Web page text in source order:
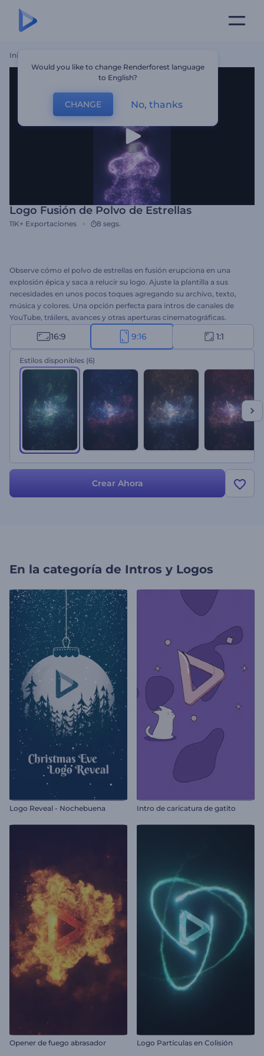
Inicio
Logo Fusión de Polvo de Estrellas
11K+ Exportaciones 8 segs.
Observe cómo el polvo de estrellas en fusión erupciona en una
explosión épica y saca a relucir su logo. Ajuste la plantilla a sus
necesidades en unos pocos toques agregando su archivo, texto,
música y colores. Una opción perfecta para intros de canales de
YouTube, tráilers, avances y otras aperturas cinematográficas.
¡Obtenga su logo cósmico ahora!
16:9 9:16 1:1
Estilos disponibles (6)
Crear Ahora
En la categoría de Intros y Logos
Logo Reveal - Nochebuena Intro de caricatura de gatito
Opener de fuego abrasador Logo Partículas en Colisión
Would you like to change Renderforest language
to English?
CHANGE No, thanks